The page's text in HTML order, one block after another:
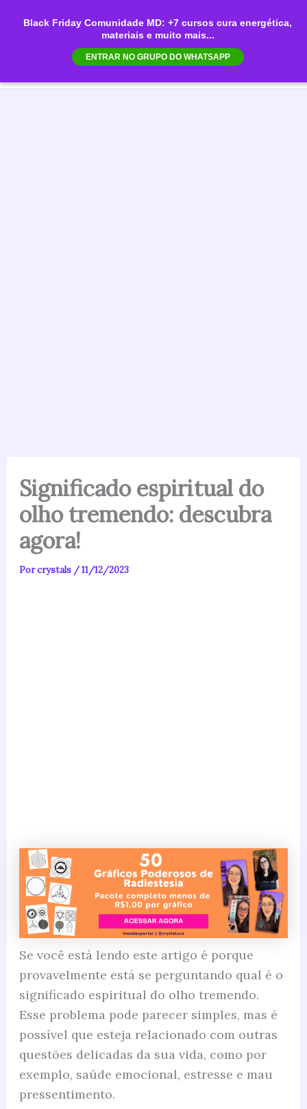
Black Friday Comunidade MD: +7 cursos cura energética,
materiais e muito mais...
ENTRAR NO GRUPO DO WHATSAPP
para
Significado espiritual do
olho tremendo: descubra
agora!
Porcrystals /11/12/2023
Se você está lendo este artigo é porque
provavelmente está se perguntando qual é o
significado espiritual do olho tremendo.
Esse problema pode parecer simples, mas é
possível que esteja relacionado com outras
questões delicadas da sua vida, como por
exemplo, saúde emocional, estresse e mau
pressentimento.